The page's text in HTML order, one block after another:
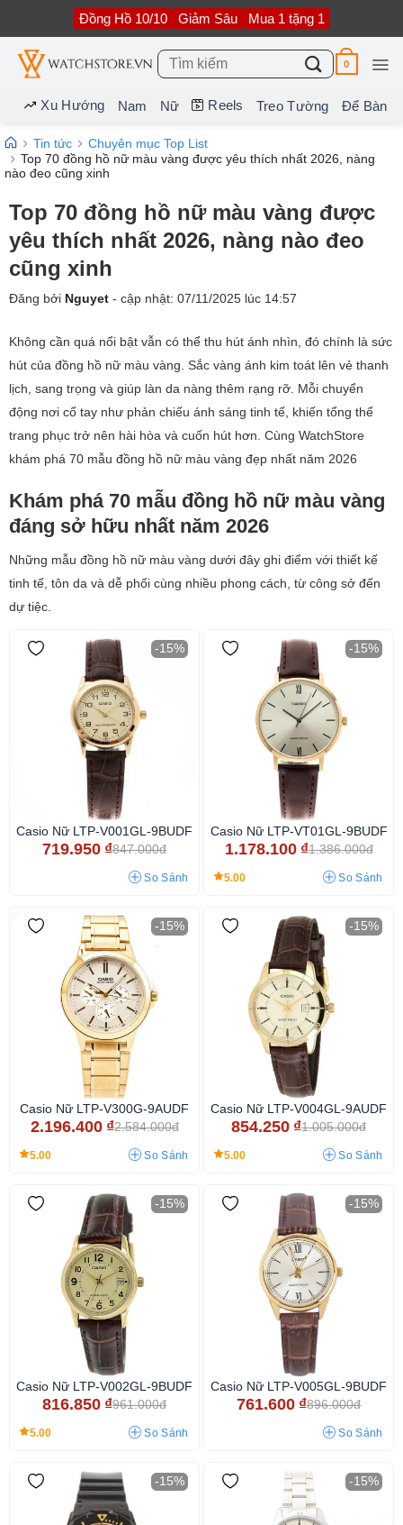
nội
dung
Đồng Hồ 10/10 Giảm Sâu Mua 1 tặng 1
Tìm
kiếm:
0
Xu Hướng Nam Nữ Reels Treo Tường Để Bàn
Tin tức
Chuyên mục Top List
Top 70 đồng hồ nữ màu vàng được yêu thích nhất 2026, nàng
nào đeo cũng xinh
Top 70 đồng hồ nữ màu vàng được
yêu thích nhất 2026, nàng nào đeo
cũng xinh
Đăng bởi Nguyet - cập nhật: 07/11/2025 lúc 14:57
Không cần quá nổi bật vẫn có thể thu hút ánh nhìn, đó chính là sức
hút của đồng hồ nữ màu vàng. Sắc vàng ánh kim toát lên vẻ thanh
lịch, sang trọng và giúp làn da nàng thêm rạng rỡ. Mỗi chuyển
động nơi cổ tay như phản chiếu ánh sáng tinh tế, khiến tổng thể
trang phục trở nên hài hòa và cuốn hút hơn. Cùng WatchStore
khám phá 70 mẫu đồng hồ nữ màu vàng đẹp nhất năm 2026
Khám phá 70 mẫu đồng hồ nữ màu vàng
đáng sở hữu nhất năm 2026
Những mẫu đồng hồ nữ màu vàng dưới đây ghi điểm với thiết kế
tinh tế, tôn da và dễ phối cùng nhiều phong cách, từ công sở đến
dự tiệc.
-15%
Casio Nữ LTP-V001GL-9BUDF
719.950 ₫847.000đ
So Sánh
-15%
Casio Nữ LTP-VT01GL-9BUDF
1.178.100 ₫1.386.000đ
5.00 So Sánh
-15%
Casio Nữ LTP-V300G-9AUDF
2.196.400 ₫2.584.000đ
5.00 So Sánh
-15%
Casio Nữ LTP-V004GL-9AUDF
854.250 ₫1.005.000đ
5.00 So Sánh
-15%
Casio Nữ LTP-V002GL-9BUDF
816.850 ₫961.000đ
5.00 So Sánh
-15%
Casio Nữ LTP-V005GL-9BUDF
761.600 ₫896.000đ
So Sánh
-15% -15%